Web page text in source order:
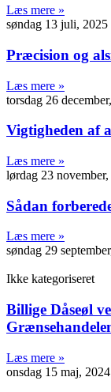
Læs mere »
søndag 13 juli, 2025
Præcision og
Læs mere »
torsdag 26
Vigtigheden af
Læs mere »
lørdag 23
Sådan
Læs mere »
søndag 29
Ikke kategoriseret
Billige Dåseøl
Læs mere »
onsdag 15 maj, 2024